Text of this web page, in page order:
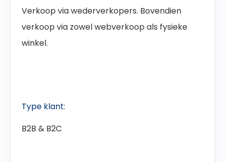
Verkoop via wederverkopers. Bovendien
verkoop via zowel webverkoop als fysieke
winkel.
Type klant:
B2B & B2C